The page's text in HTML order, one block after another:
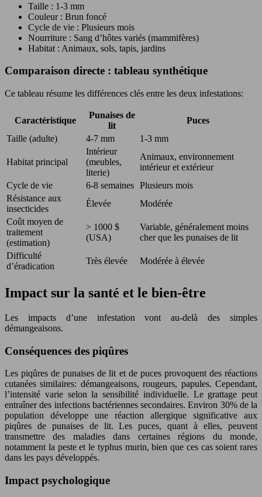
Taille : 1-3 mm
Couleur : Brun foncé
Cycle de vie : Plusieurs mois
Nourriture : Sang d’hôtes variés (mammifères)
Habitat : Animaux, sols, tapis, jardins
Comparaison directe : tableau synthétique
Ce tableau résume les différences clés entre les deux infestations:
Caractéristique
Punaises de
lit
Puces
Taille (adulte)
4-7 mm 1-3 mm
Habitat principal
Intérieur
(meubles,
literie)
Animaux, environnement
intérieur et extérieur
Cycle de vie
6-8 semaines Plusieurs mois
Résistance aux
insecticides
Élevée
Modérée
Coût moyen de
traitement
(estimation)
> 1000 $
(USA)
Variable, généralement moins
cher que les punaises de lit
Difficulté
d’éradication
Très élevée Modérée à élevée
Impact sur la santé et le bien-être
Les impacts d’une infestation vont au-delà des simples
démangeaisons.
Conséquences des piqûres
Les piqûres de punaises de lit et de puces provoquent des réactions
cutanées similaires: démangeaisons, rougeurs, papules. Cependant,
l’intensité varie selon la sensibilité individuelle. Le grattage peut
entraîner des infections bactériennes secondaires. Environ 30% de la
population développe une réaction allergique significative aux
piqûres de punaises de lit. Les puces, quant à elles, peuvent
transmettre des maladies dans certaines régions du monde,
notamment la peste et le typhus murin, bien que ces cas soient rares
dans les pays développés.
Impact psychologique